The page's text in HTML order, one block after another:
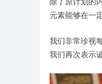
元素能够在一
我们非常珍视
我们再次表示